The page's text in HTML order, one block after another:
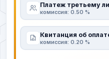
Платеж третьему
комиссия: 0.50 %
Квитанция об
комиссия: 0.20 %